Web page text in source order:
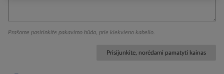
Prašome pasirinkite pakavimo būda, prie kiekvieno kabelio.
Prisijunkite, norėdami pamatyti kainas